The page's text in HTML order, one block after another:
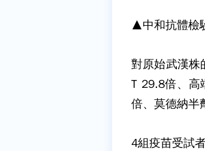
▲中和抗體檢
對原始武漢株
T 29.8倍、高
倍、莫德納半
4組疫苗受試